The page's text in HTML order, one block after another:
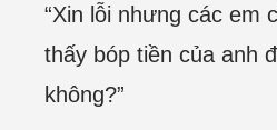
“Xin lỗi nhưng các em
thấy bóp tiền của anh
không?”